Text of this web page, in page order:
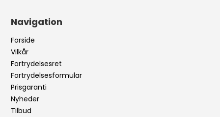
Navigation
Forside
Vilkår
Fortrydelsesret
Fortrydelsesformular
Prisgaranti
Nyheder
Tilbud